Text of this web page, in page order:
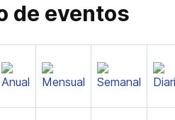
de eventos